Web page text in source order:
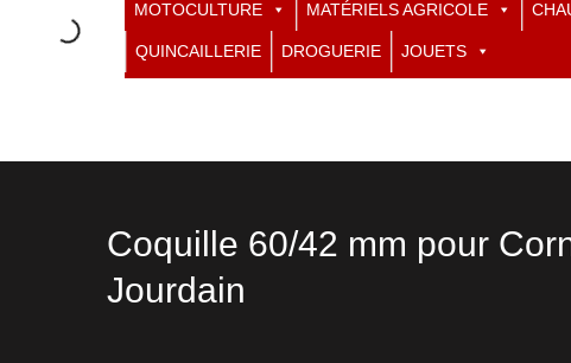
MOTOCULTURE MATÉRIELS AGRICOLE
QUINCAILLERIE DROGUERIE JOUETS
Coquille 60/42 mm pour
Jourdain